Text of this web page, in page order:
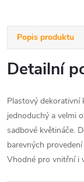
Popis produktu
Detailní
Plastový dekorativní
jednoduchý a velmi
sadbové květináče.
barevných
Vhodné pro vnitřní i